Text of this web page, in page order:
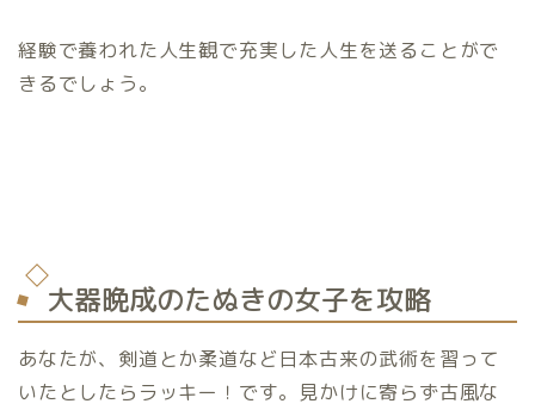
経験で養われた人生観で充実した人生を送ることがで
きるでしょう。
大器晩成のたぬきの女子を攻略
あなたが、剣道とか柔道など日本古来の武術を習って
いたとしたらラッキー！です。見かけに寄らず古風な